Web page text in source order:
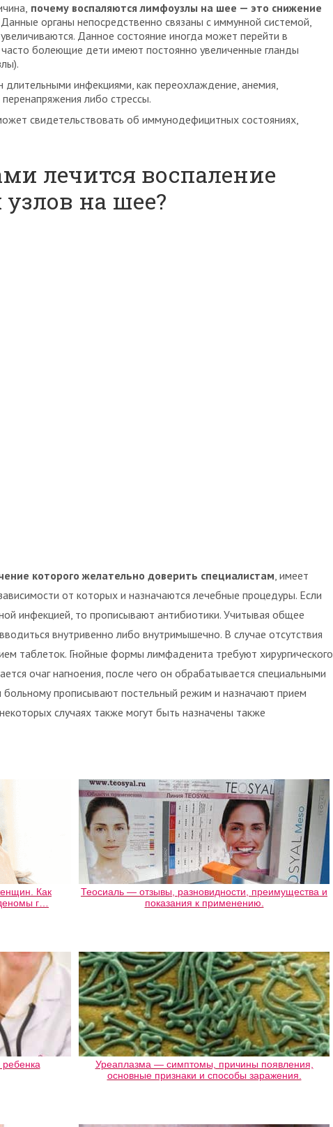
почему воспаляются лимфоузлы на шее — это снижение
Данные органы непосредственно связаны с иммунной системой,
Данное состояние иногда может перейти в
часто болеющие дети имеют постоянно увеличенные гланды
инфекциями, как переохлаждение, анемия,
либо стрессы.
свидетельствовать об иммунодефицитных состояниях,
лечится воспаление
на шее?
которого желательно доверить специалистам, имеет
от которых и назначаются лечебные процедуры. Если
инфекцией, то прописывают антибиотики. Учитывая общее
внутривенно либо внутримышечно. В случае отсутствия
таблеток. Гнойные формы лимфаденита требуют хирургического
очаг нагноения, после чего он обрабатывается специальными
прописывают постельный режим и назначают прием
случаях также могут быть назначены также
Как
г…
Теосиаль — отзывы, разновидности, преимущества и
показания к применению.
Уреаплазма — симптомы, причины появления,
основные признаки и способы заражения.